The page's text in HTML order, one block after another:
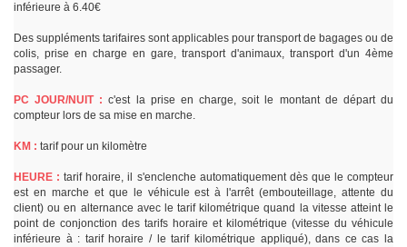
inférieure à 6.40€
Des suppléments tarifaires sont applicables pour transport de bagages ou de
colis, prise en charge en gare, transport d'animaux, transport d'un 4ème
passager.
PC JOUR/NUIT : c'est la prise en charge, soit le montant de départ du
compteur lors de sa mise en marche.
KM : tarif pour un kilomètre
HEURE : tarif horaire, il s'enclenche automatiquement dès que le compteur
est en marche et que le véhicule est à l'arrêt (embouteillage, attente du
client) ou en alternance avec le tarif kilométrique quand la vitesse atteint le
point de conjonction des tarifs horaire et kilométrique (vitesse du véhicule
inférieure à : tarif horaire / le tarif kilométrique appliqué), dans ce cas la